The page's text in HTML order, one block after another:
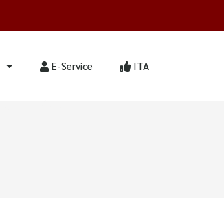
E-Service ITA